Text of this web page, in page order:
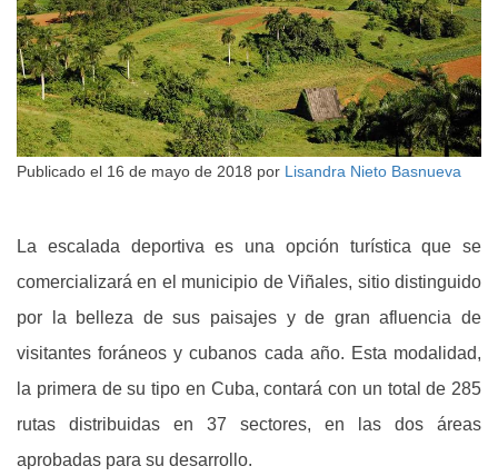
Publicado el 16 de mayo de 2018 por Lisandra Nieto Basnueva
La escalada deportiva es una opción turística que se
comercializará en el municipio de Viñales, sitio distinguido
por la belleza de sus paisajes y de gran afluencia de
visitantes foráneos y cubanos cada año. Esta modalidad,
la primera de su tipo en Cuba, contará con un total de 285
rutas distribuidas en 37 sectores, en las dos áreas
aprobadas para su desarrollo.